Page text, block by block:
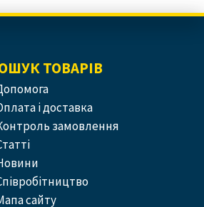
ТОВАРІВ
допомога
оплата і доставка
контроль замовлення
статті
новини
співробітництво
Мапа сайту